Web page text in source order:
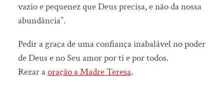
vazio e pequenez que Deus precisa, e não da nossa
abundância”.
Pedir a graça de uma confiança inabalável no poder
de Deus e no Seu amor por ti e por todos.
Rezar aoração a Madre Teresa.